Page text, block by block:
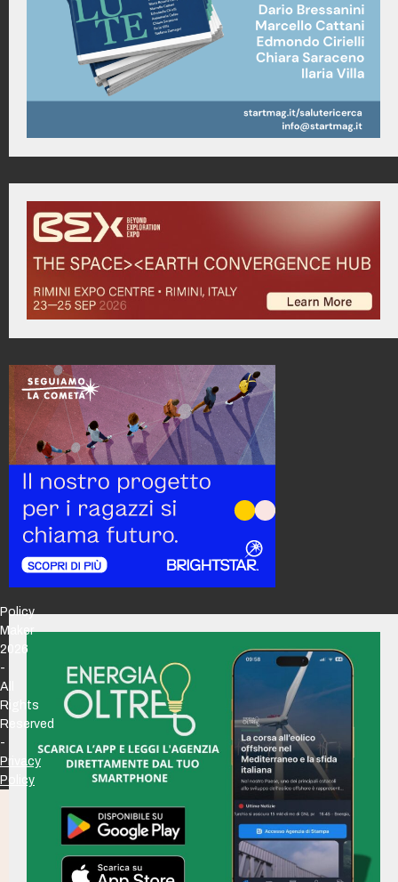
Policy
Maker
2026
-
All
Rights
Reserved
-
Privacy
Policy